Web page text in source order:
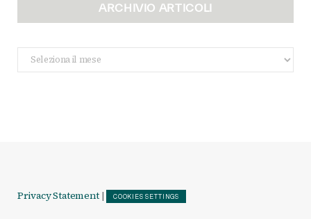
ARCHIVIO ARTICOLI
Archivio
Articoli
Privacy Statement | COOKIES SETTINGS